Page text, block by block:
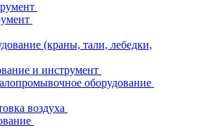
(краны, тали, лебедки,
и инструмент
оборудование
воздуха